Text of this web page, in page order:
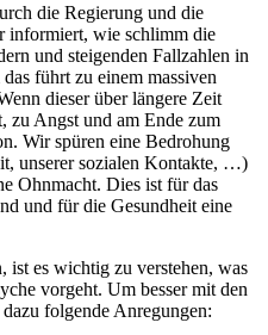
die Regierung und die
informiert, wie schlimm die
und steigenden Fallzahlen in
führt zu einem massiven
dieser über längere Zeit
zu Angst und am Ende zum
Wir spüren eine Bedrohung
unserer sozialen Kontakte, …)
Ohnmacht. Dies ist für das
und für die Gesundheit eine
ist es wichtig zu verstehen, was
vorgeht. Um besser mit den
folgende Anregungen: